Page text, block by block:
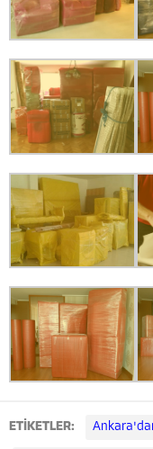
ETİKETLER: